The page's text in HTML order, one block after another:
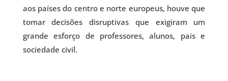
aos países do centro e norte europeus, houve que
tomar decisões disruptivas que exigiram um
grande esforço de professores, alunos, pais e
sociedade civil.